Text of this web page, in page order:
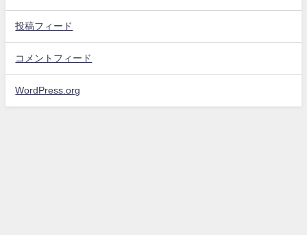
投稿フィード
コメントフィード
WordPress.org